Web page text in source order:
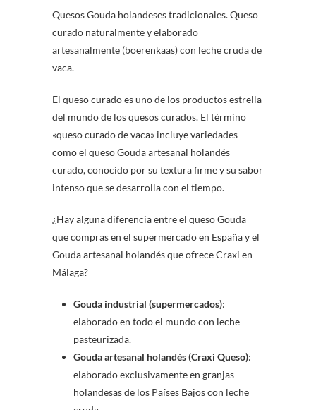
Quesos Gouda holandeses tradicionales. Queso
curado naturalmente y elaborado
artesanalmente (boerenkaas) con leche cruda de
vaca.
El queso curado es uno de los productos estrella
del mundo de los quesos curados. El término
«queso curado de vaca» incluye variedades
como el queso Gouda artesanal holandés
curado, conocido por su textura firme y su sabor
intenso que se desarrolla con el tiempo.
¿Hay alguna diferencia entre el queso Gouda
que compras en el supermercado en España y el
Gouda artesanal holandés que ofrece Craxi en
Málaga?
Gouda industrial (supermercados):
elaborado en todo el mundo con leche
pasteurizada.
Gouda artesanal holandés(Craxi Queso):
elaborado exclusivamente en granjas
holandesas de los Países Bajos con leche